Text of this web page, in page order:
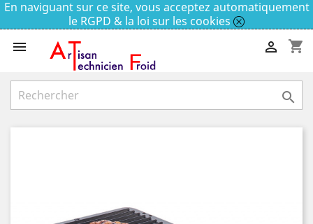
En naviguant sur ce site, vous acceptez automatiquement
le RGPD & la loi sur les cookies
 shopping_cart

